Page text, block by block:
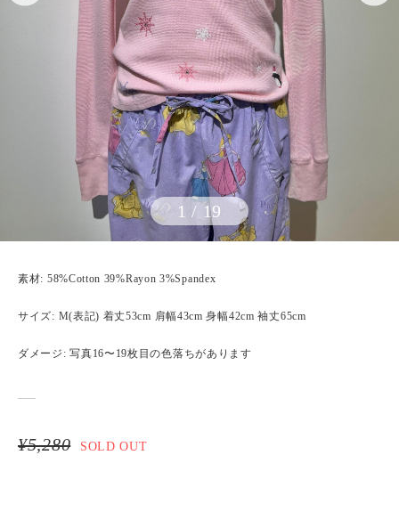
1 / 19
素材: 58%Cotton 39%Rayon 3%Spandex
サイズ: M(表記) 着丈53cm 肩幅43cm 身幅42cm 袖丈65cm
ダメージ: 写真16〜19枚目の色落ちがあります
¥5,280 SOLD OUT